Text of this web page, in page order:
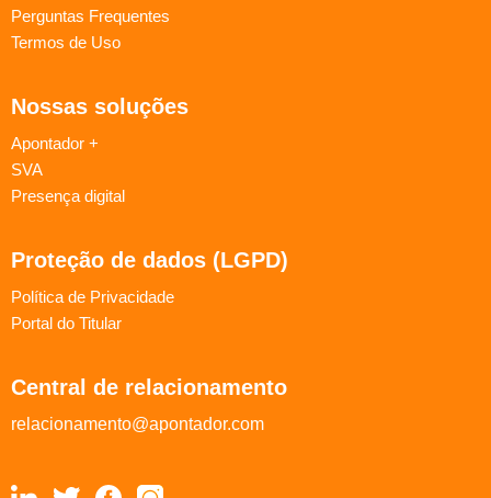
Perguntas Frequentes
Termos de Uso
Nossas soluções
Apontador +
SVA
Presença digital
Proteção de dados (LGPD)
Política de Privacidade
Portal do Titular
Central de relacionamento
relacionamento@apontador.com